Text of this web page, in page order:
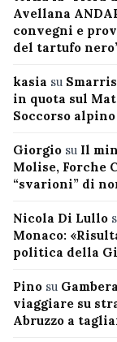
Avellana
convegni e
del tartufo
kasia su
in quota sul
Soccorso alpino
Giorgio su Il
Molise, Forche
“svarioni” di
Nicola Di Lullo
Monaco:
politica della
Pino su
viaggiare su
Abruzzo a